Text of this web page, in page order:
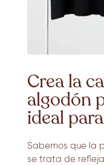
Crea la
algodón
ideal
Sabemos que la
se trata de